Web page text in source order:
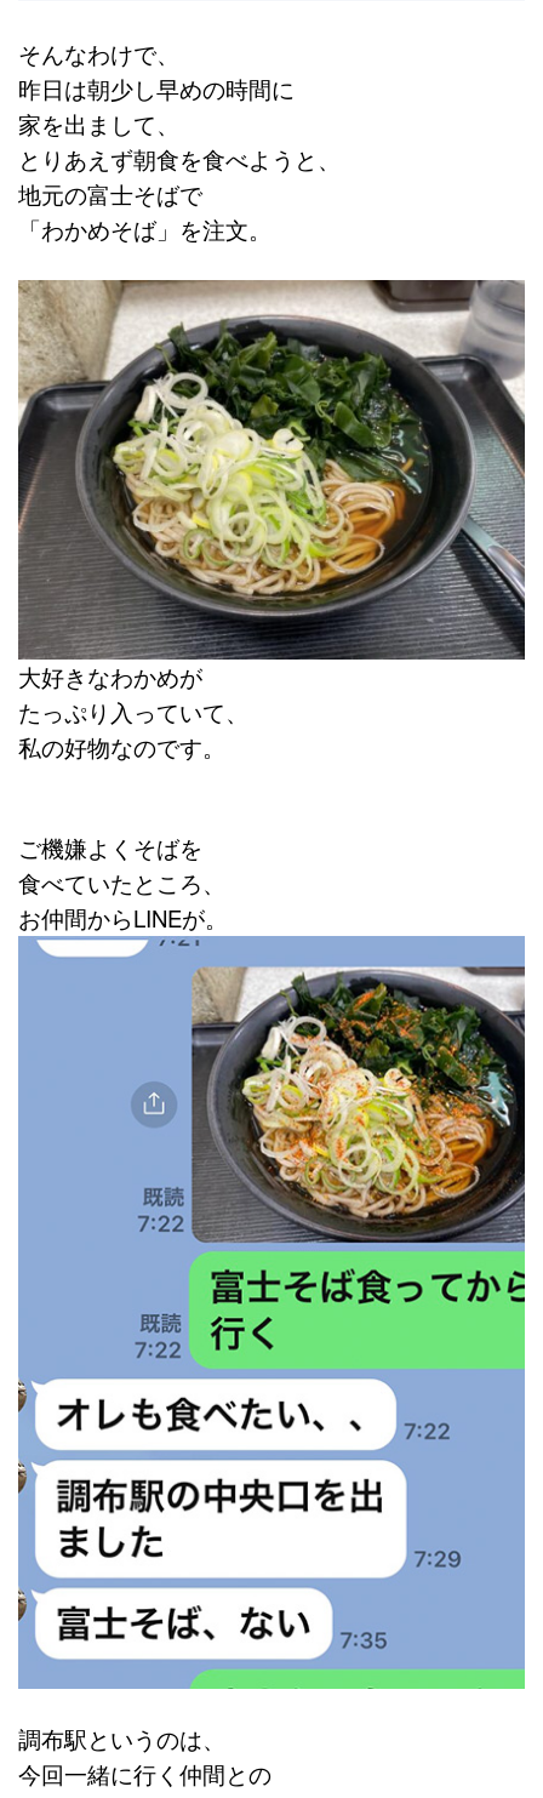
そんなわけで、
昨日は朝少し早めの時間に
家を出まして、
とりあえず朝食を食べようと、
地元の富士そばで
「わかめそば」を注文。
大好きなわかめが
たっぷり入っていて、
私の好物なのです。
ご機嫌よくそばを
食べていたところ、
お仲間からLINEが。
調布駅というのは、
今回一緒に行く仲間との